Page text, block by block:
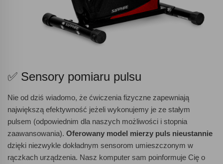
✅ Sensory pomiaru pulsu
Nie od dziś wiadomo, że ćwiczenia fizyczne zapewniają
największą efektywność jeżeli wykonujemy je ze stałym
pulsem (odpowiednim dla naszych możliwości i stopnia
zaawansowania). Oferowany model mierzy puls nieustannie
dzięki niezwykle dokładnym sensorom umieszczonym w
rączkach urządzenia. Nasz komputer sam poinformuje Cię o